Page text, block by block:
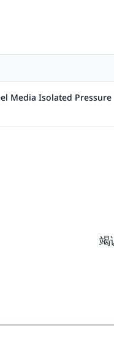
Media Isolated Pressure
竭